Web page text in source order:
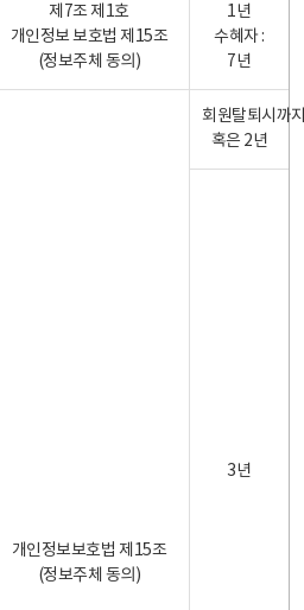
제7조 제1호
개인정보 보호법 제15조
(정보주체 동의)
1년
수혜자 :
7년
개인정보보호법 제15조
(정보주체 동의)
회원탈퇴시까
혹은 2년
3년